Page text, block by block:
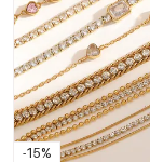
-15%